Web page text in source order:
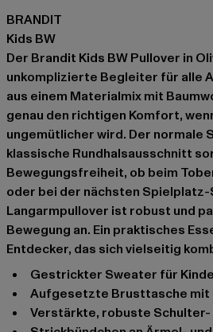
BRANDIT
Kids BW
Der Brandit Kids BW Pullover in
unkomplizierte Begleiter für alle
aus einem Materialmix mit
genau den richtigen Komfort,
ungemütlicher wird. Der normale
klassische Rundhalsausschnitt
Bewegungsfreiheit, ob beim
oder bei der nächsten
Langarmpullover ist robust und
Bewegung an. Ein praktisches
Entdecker, das sich vielseitig
Gestrickter Sweater für
Aufgesetzte Brusttasche
Verstärkte, robuste